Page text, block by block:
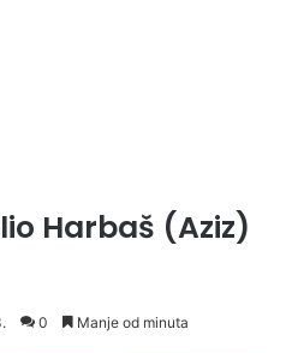
Harbaš (Aziz)
0 Manje od minuta